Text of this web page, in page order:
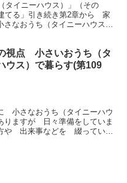
タイニーハウス）」（その
てる」引き続き第2章から 家
なおうち（タイニーハウス）
視点 小さいおうち（タ
ウス）で暮らす(第109
小さなおうち（タイニーハウ
りますが 日々準備をしていま
や 出来事などを 綴っていき